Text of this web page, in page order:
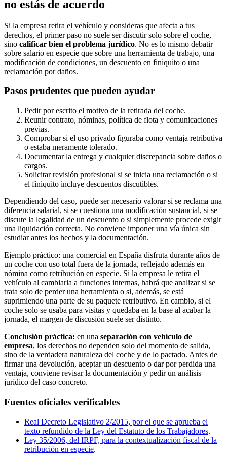
no estás de acuerdo
Si la empresa retira el vehículo y consideras que afecta a tus
derechos, el primer paso no suele ser discutir solo sobre el coche,
sino calificar bien el problema jurídico. No es lo mismo debatir
sobre salario en especie que sobre una herramienta de trabajo, una
modificación de condiciones, un descuento en finiquito o una
reclamación por daños.
Pasos prudentes que pueden ayudar
Pedir por escrito el motivo de la retirada del coche.
Reunir contrato, nóminas, política de flota y comunicaciones
previas.
Comprobar si el uso privado figuraba como ventaja retributiva
o estaba meramente tolerado.
Documentar la entrega y cualquier discrepancia sobre daños o
cargos.
Solicitar revisión profesional si se inicia una reclamación o si
el finiquito incluye descuentos discutibles.
Dependiendo del caso, puede ser necesario valorar si se reclama una
diferencia salarial, si se cuestiona una modificación sustancial, si se
discute la legalidad de un descuento o si simplemente procede exigir
una liquidación correcta. No conviene imponer una vía única sin
estudiar antes los hechos y la documentación.
Ejemplo práctico: una comercial en España disfruta durante años de
un coche con uso total fuera de la jornada, reflejado además en
nómina como retribución en especie. Si la empresa le retira el
vehículo al cambiarla a funciones internas, habrá que analizar si se
trata solo de perder una herramienta o si, además, se está
suprimiendo una parte de su paquete retributivo. En cambio, si el
coche solo se usaba para visitas y quedaba en la base al acabar la
jornada, el margen de discusión suele ser distinto.
Conclusión práctica: en una separación con vehículo de
empresa, los derechos no dependen solo del momento de salida,
sino de la verdadera naturaleza del coche y de lo pactado. Antes de
firmar una devolución, aceptar un descuento o dar por perdida una
ventaja, conviene revisar la documentación y pedir un análisis
jurídico del caso concreto.
Fuentes oficiales verificables
Real Decreto Legislativo 2/2015, por el que se aprueba el
texto refundido de la Ley del Estatuto de los Trabajadores.
Ley 35/2006, del IRPF, para la contextualización fiscal de la
retribución en especie.